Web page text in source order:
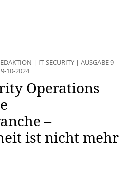
| IT-SECURITY | AUSGABE 9-
9-10-2024
Operations
–
ist nicht mehr